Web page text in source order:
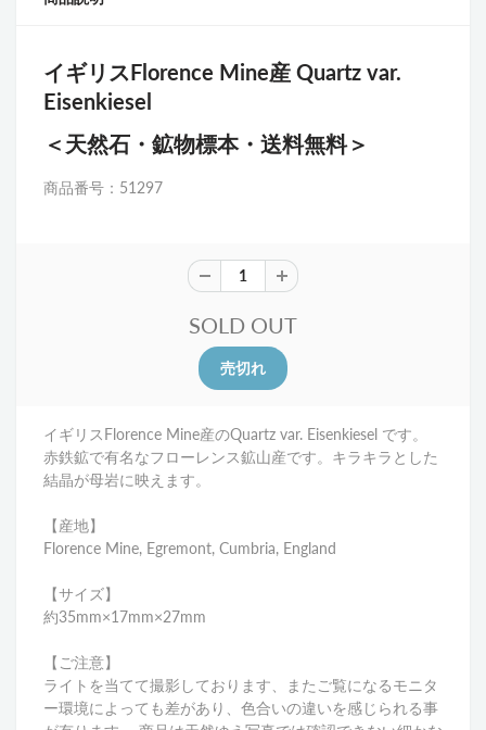
イギリスFlorence Mine産 Quartz var.
Eisenkiesel
＜天然石・鉱物標本・送料無料＞
商品番号：51297
SOLD OUT
イギリスFlorence Mine産のQuartz var. Eisenkiesel です。
赤鉄鉱で有名なフローレンス鉱山産です。キラキラとした
結晶が母岩に映えます。
【産地】
Florence Mine, Egremont, Cumbria, England
【サイズ】
約35mm×17mm×27mm
【ご注意】
ライトを当てて撮影しております、またご覧になるモニタ
ー環境によっても差があり、色合いの違いを感じられる事